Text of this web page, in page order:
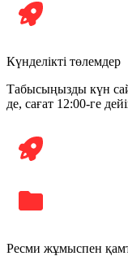
Күнделікті төлемдер
Табысыңызды күн
де, сағат 12:00-ге
Ресми жұмыспен